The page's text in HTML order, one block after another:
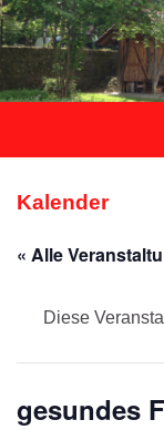
Kalender
« Alle
Diese
gesundes